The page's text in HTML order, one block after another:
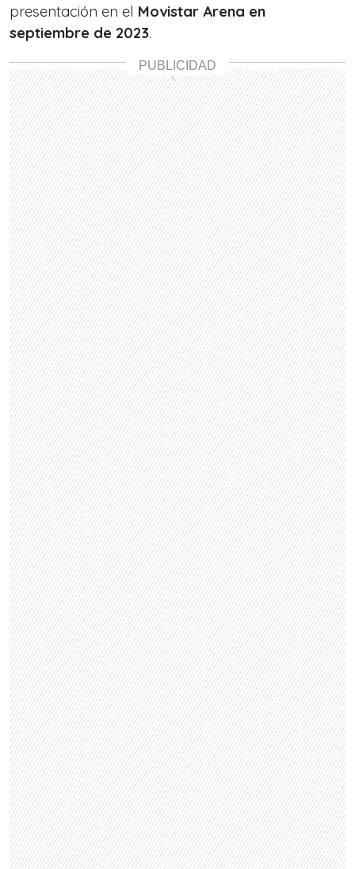
presentación en el Movistar Arena en
septiembre de 2023.